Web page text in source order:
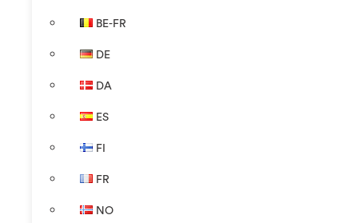
BE-FR
DE
DA
ES
FI
FR
NO